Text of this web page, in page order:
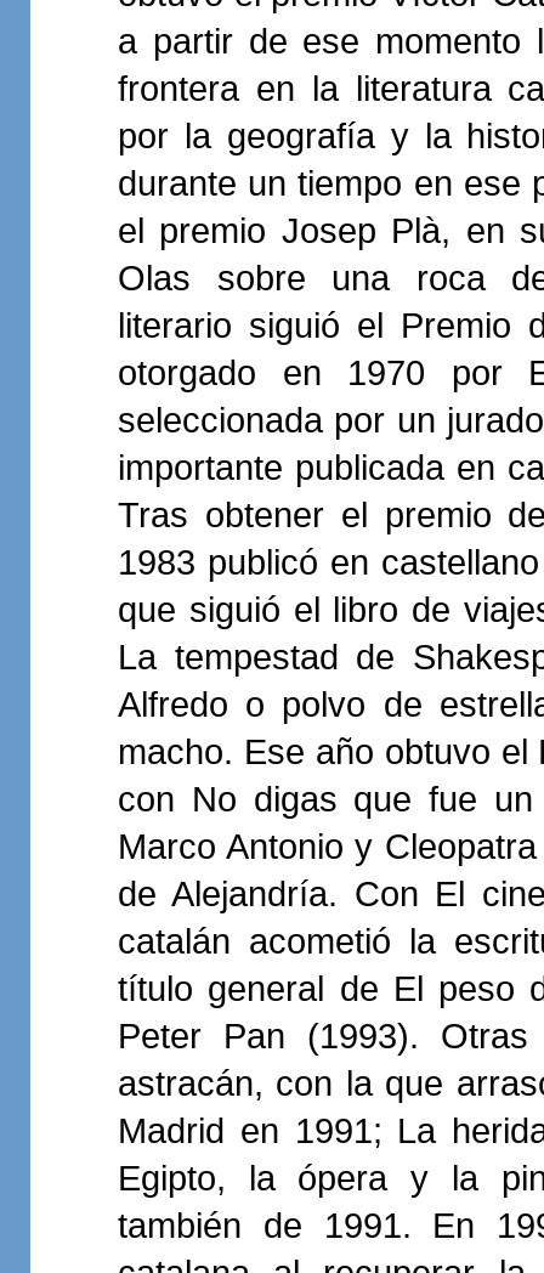
a partir de ese momento
frontera en la literatura
por la geografía y la
durante un tiempo en ese
el premio Josep Plà, en
Olas sobre una roca
literario siguió el Premio
otorgado en 1970 por
seleccionada por un
importante publicada en
Tras obtener el premio
1983 publicó en
que siguió el libro de
La tempestad de
Alfredo o polvo de
macho. Ese año obtuvo
con No digas que fue
Marco Antonio y
de Alejandría. Con El
catalán acometió la
título general de El peso
Peter Pan (1993).
astracán, con la que
Madrid en 1991; La
Egipto, la ópera y la
también de 1991. En